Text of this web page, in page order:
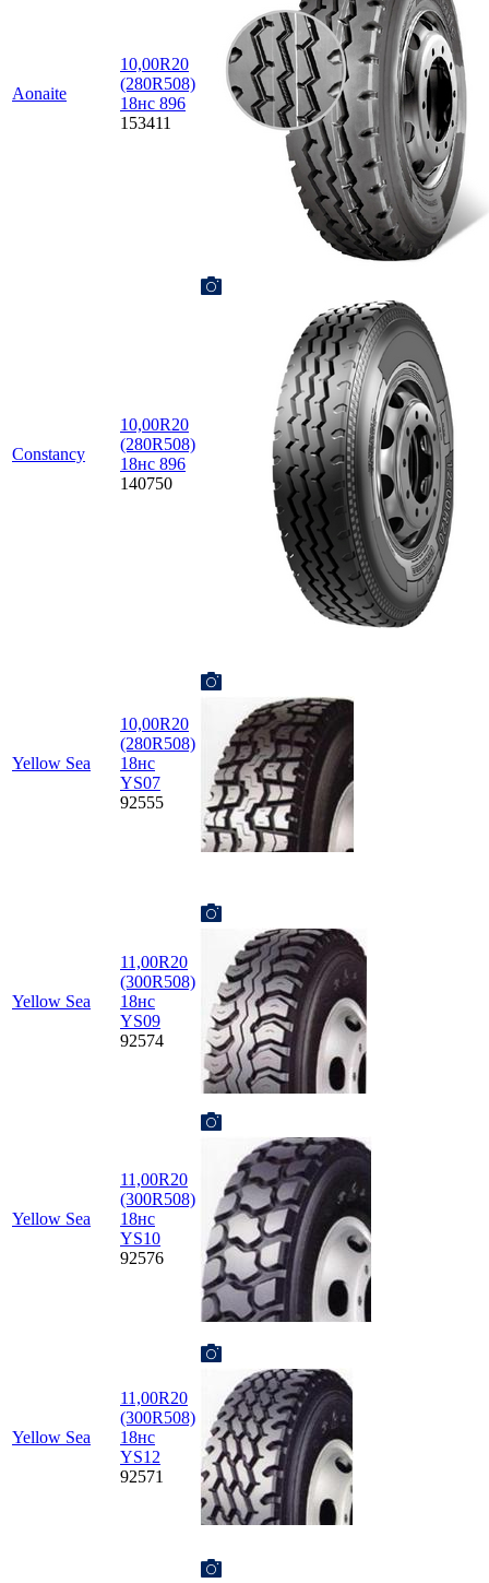
Aonaite
10,00R20
(280R508)
18нс 896
153411
Constancy
10,00R20
(280R508)
18нс 896
140750
Yellow Sea
10,00R20
(280R508)
18нс
YS07
92555
Yellow Sea
11,00R20
(300R508)
18нс
YS09
92574
Yellow Sea
11,00R20
(300R508)
18нс
YS10
92576
Yellow Sea
11,00R20
(300R508)
18нс
YS12
92571